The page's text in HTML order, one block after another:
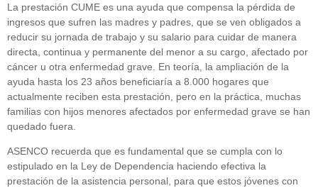
La prestación CUME es una ayuda que compensa la pérdida de
ingresos que sufren las madres y padres, que se ven obligados a
reducir su jornada de trabajo y su salario para cuidar de manera
directa, continua y permanente del menor a su cargo, afectado por
cáncer u otra enfermedad grave. En teoría, la ampliación de la
ayuda hasta los 23 años beneficiaría a 8.000 hogares que
actualmente reciben esta prestación, pero en la práctica, muchas
familias con hijos menores afectados por enfermedad grave se han
quedado fuera.
ASENCO recuerda que es fundamental que se cumpla con lo
estipulado en la Ley de Dependencia haciendo efectiva la
prestación de la asistencia personal, para que estos jóvenes con